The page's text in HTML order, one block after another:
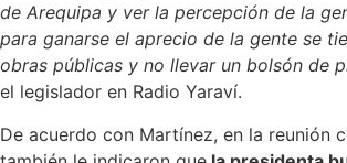
de Arequipa y ver la percepción de la
para ganarse el aprecio de la gente se
obras públicas y no llevar un bolsón de
el legislador en Radio Yaraví.
De acuerdo con Martínez, en la reunión